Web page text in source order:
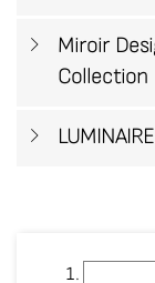
Miroir
Collection